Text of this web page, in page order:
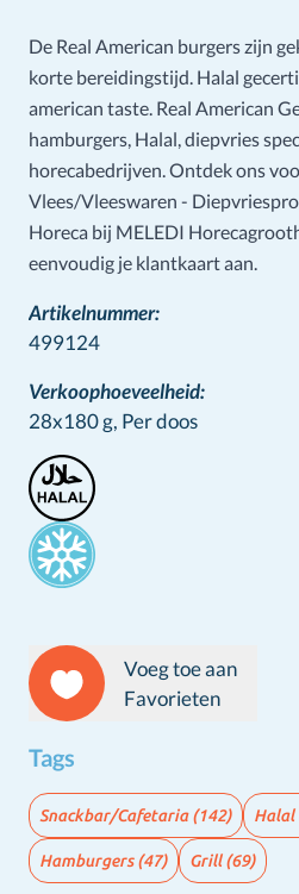
De Real American burgers zijn
korte bereidingstijd. Halal
american taste. Real American
hamburgers, Halal, diepvries
horecabedrijven. Ontdek ons
Vlees/Vleeswaren -
Horeca bij MELEDI
eenvoudig je klantkaart aan.
Artikelnummer:
499124
Verkoophoeveelheid:
28x180 g, Per doos
Stamps
Voeg toe aan
Favorieten
Tags
Snackbar/Cafetaria(142) Halal
Hamburgers(47) Grill(69)